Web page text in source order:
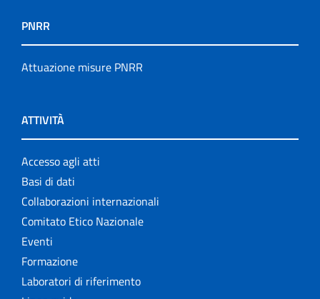
PNRR
Attuazione misure PNRR
ATTIVITÀ
Accesso agli atti
Basi di dati
Collaborazioni internazionali
Comitato Etico Nazionale
Eventi
Formazione
Laboratori di riferimento